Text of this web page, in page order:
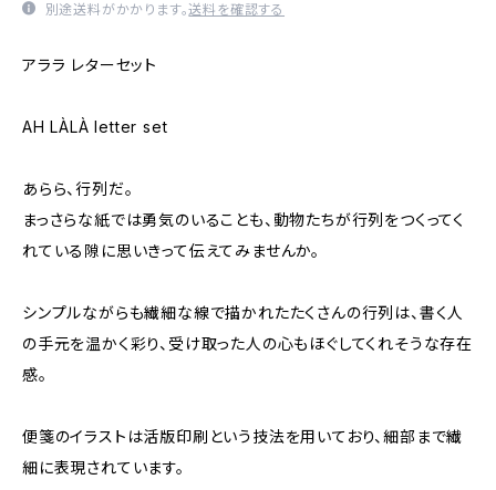
別途送料がかかります。送料を確認する
アララ レターセット
AH LÀLÀ letter set
あらら、行列だ。
まっさらな紙では勇気のいることも、動物たちが行列をつくってく
れている隙に思いきって伝えてみませんか。
シンプルながらも繊細な線で描かれたたくさんの行列は、書く人
の手元を温かく彩り、受け取った人の心もほぐしてくれそうな存在
感。
便箋のイラストは活版印刷という技法を用いており、細部まで繊
細に表現されています。